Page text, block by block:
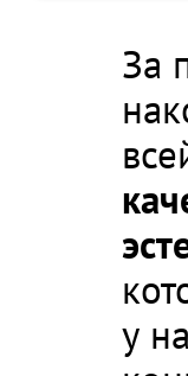
За
у